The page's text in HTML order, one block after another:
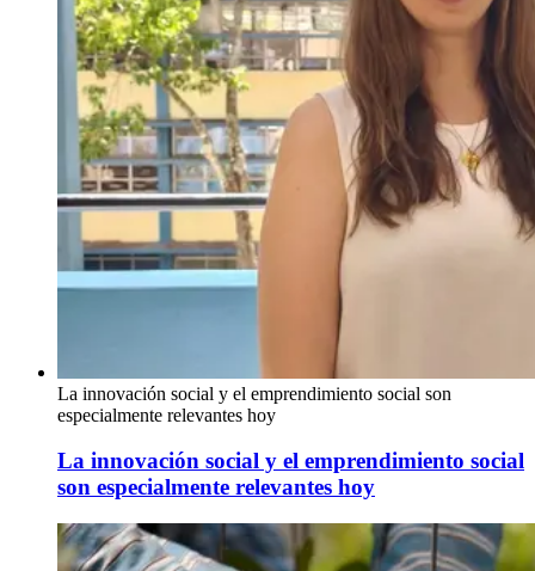
La innovación social y el emprendimiento social son
especialmente relevantes hoy
La innovación social y el emprendimiento social
son especialmente relevantes hoy